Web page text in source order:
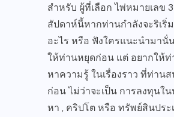
สำหรับ ผู้ที่เลือก ไพ่หมายเลข 3
สัปดาห์นี้หากท่านกำลังจะริเริ่
อะไร หรือ ฟังใครแนะนำมานั่
ให้ท่านหยุดก่อน แต่ อยากให้
หาความรู้ ในเรื่องราว ที่ท่าน
ก่อน ไม่ว่าจะเป็น การลงทุนใ
หา , คริปโต หรือ ทรัพย์สินปร